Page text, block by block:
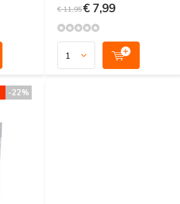
€ 11,95€ 7,99
-22%